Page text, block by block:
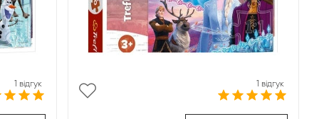
1 відгук 1 відгук